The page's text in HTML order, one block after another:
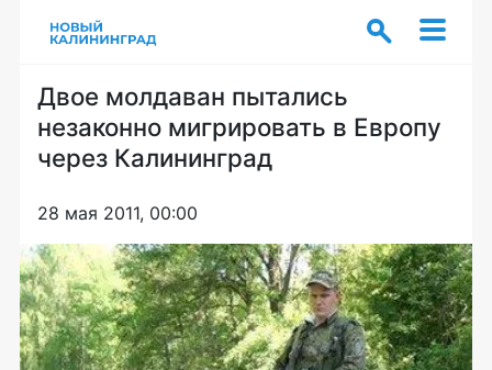
Двое молдаван пытались
незаконно мигрировать в Европу
через Калининград
28 мая 2011, 00:00